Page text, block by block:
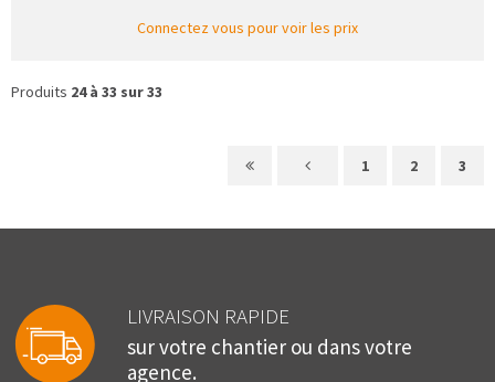
Connectez vous pour voir les prix
Produits 24 à 33 sur 33
1 2 3
LIVRAISON RAPIDE
sur votre chantier ou dans votre
agence.